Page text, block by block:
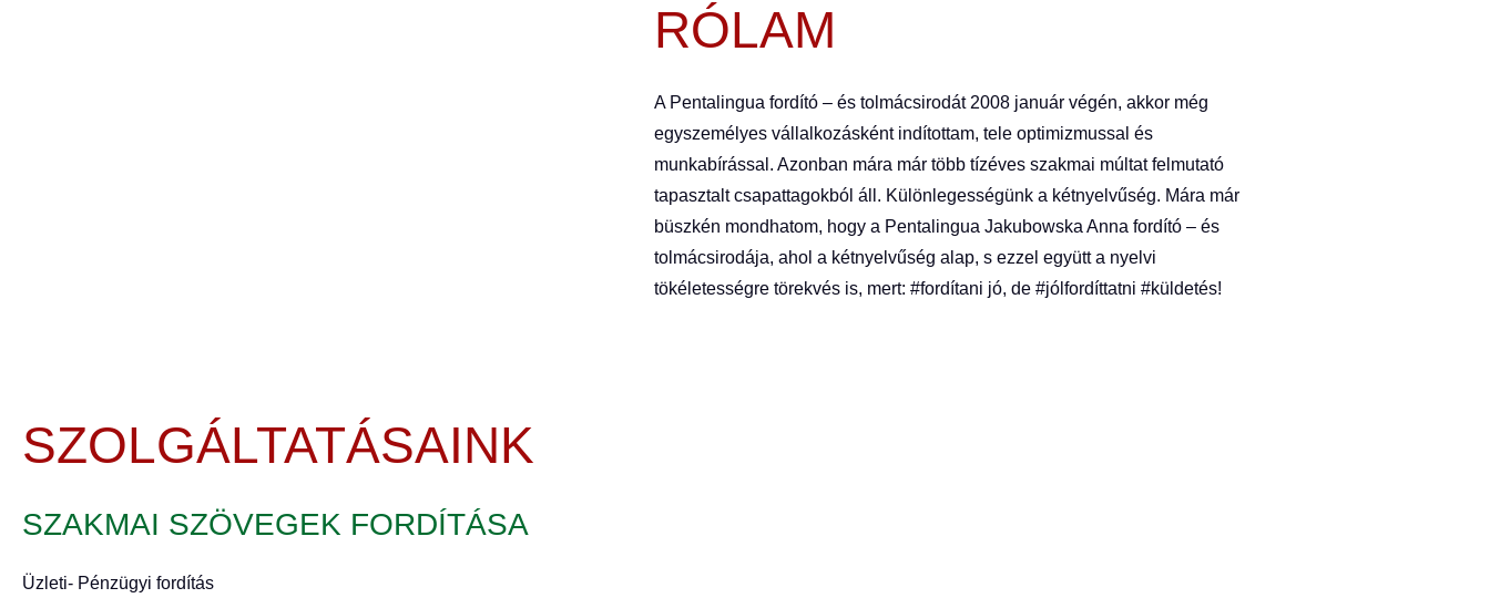
RÓLAM
A Pentalingua fordító – és tolmácsirodát 2008 január végén, akkor még
egyszemélyes vállalkozásként indítottam, tele optimizmussal és
munkabírással. Azonban mára már több tízéves szakmai múltat felmutató
tapasztalt csapattagokból áll. Különlegességünk a kétnyelvűség. Mára már
büszkén mondhatom, hogy a Pentalingua Jakubowska Anna fordító – és
tolmácsirodája, ahol a kétnyelvűség alap, s ezzel együtt a nyelvi
tökéletességre törekvés is, mert: #fordítani jó, de #jólfordíttatni #küldetés!
SZOLGÁLTATÁSAINK
SZAKMAI SZÖVEGEK FORDÍTÁSA
Üzleti- Pénzügyi fordítás